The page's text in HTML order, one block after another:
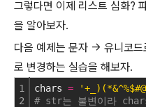
그렇다면 이제 리스트 심화?
을 알아보자.
다음 예제는 문자 -> 유니코
로 변경하는 실습을 해보자.
1
2
chars =
# str는 불변이라